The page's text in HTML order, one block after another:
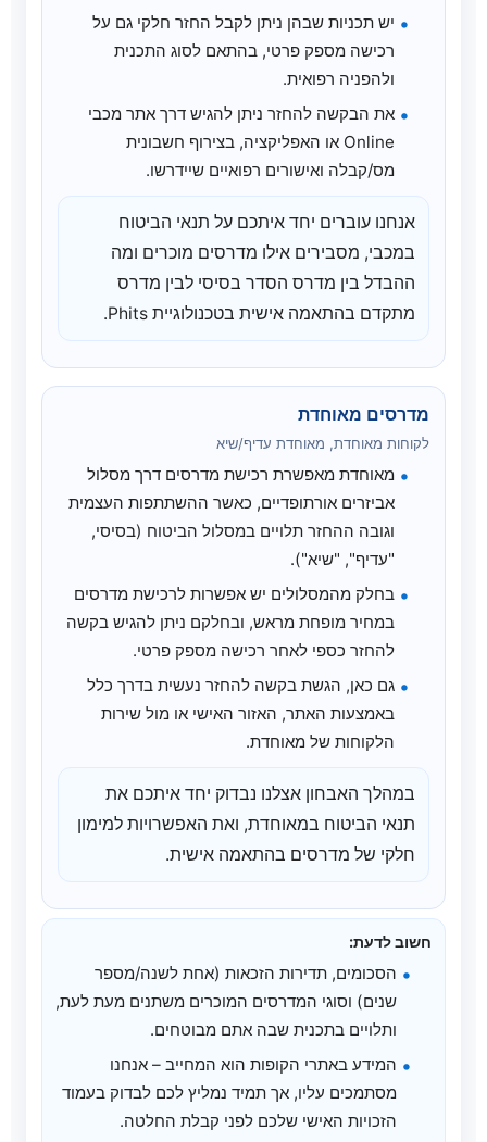
יש תכניות שבהן ניתן לקבל החזר חלקי גם על
רכישה מספק פרטי, בהתאם לסוג התכנית
ולהפניה רפואית.
את הבקשה להחזר ניתן להגיש דרך אתר מכבי
Online או האפליקציה, בצירוף חשבונית
מס/קבלה ואישורים רפואיים שיידרשו.
אנחנו עוברים יחד איתכם על תנאי הביטוח
במכבי, מסבירים אילו מדרסים מוכרים ומה
ההבדל בין מדרס הסדר בסיסי לבין מדרס
מתקדם בהתאמה אישית בטכנולוגיית Phits.
מדרסים מאוחדת
לקוחות מאוחדת, מאוחדת עדיף/שיא
מאוחדת מאפשרת רכישת מדרסים דרך מסלול
אביזרים אורתופדיים, כאשר ההשתתפות העצמית
וגובה ההחזר תלויים במסלול הביטוח (בסיסי,
"עדיף", "שיא").
בחלק מהמסלולים יש אפשרות לרכישת מדרסים
במחיר מופחת מראש, ובחלקם ניתן להגיש בקשה
להחזר כספי לאחר רכישה מספק פרטי.
גם כאן, הגשת בקשה להחזר נעשית בדרך כלל
באמצעות האתר, האזור האישי או מול שירות
הלקוחות של מאוחדת.
במהלך האבחון אצלנו נבדוק יחד איתכם את
תנאי הביטוח במאוחדת, ואת האפשרויות למימון
חלקי של מדרסים בהתאמה אישית.
חשוב לדעת:
הסכומים, תדירות הזכאות (אחת לשנה/מספר
שנים) וסוגי המדרסים המוכרים משתנים מעת לעת,
ותלויים בתכנית שבה אתם מבוטחים.
המידע באתרי הקופות הוא המחייב – אנחנו
מסתמכים עליו, אך תמיד נמליץ לכם לבדוק בעמוד
הזכויות האישי שלכם לפני קבלת החלטה.